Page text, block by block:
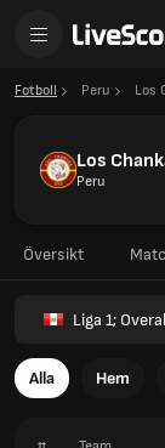
Fotboll Peru Los
Los
Peru
Översikt
Liga 1;
Alla Hem